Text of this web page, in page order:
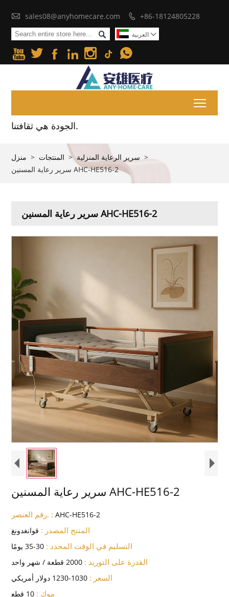
 sales08@anyhomecare.com  +86-18124805228
 العربية 
     
الجودة هي ثقافتنا.
منزل > المنتجات > سرير الرعاية المنزلية >
سرير رعاية المسنين AHC-HE516-2
سرير رعاية المسنين AHC-HE516-2
سرير رعاية المسنين AHC-HE516-2
رقم العنصر. : AHC-HE516-2
المنتج المصدر : قوانغدونغ
التسليم في الوقت المحدد : 30-35 يومًا
القدرة على التوريد : 2000 قطعة / شهر واحد
السعر : 1030-1230 دولار أمريكي
موك : 10 قطع